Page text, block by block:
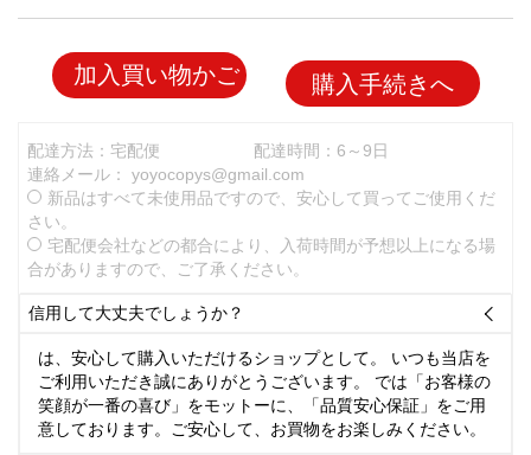
加入買い物かご 購入手続きへ
配達方法：宅配便
配達時間：6～9日
連絡メール： yoyocopys@gmail.com
新品はすべて未使用品ですので、安心して買ってご使用くだ
さい。
宅配便会社などの都合により、入荷時間が予想以上になる場
合がありますので、ご了承ください。
信用して大丈夫でしょうか？ 
は、安心して購入いただけるショップとして。 いつも当店を
ご利用いただき誠にありがとうございます。 では「お客様の
笑顔が一番の喜び」をモットーに、「品質安心保証」をご用
意しております。ご安心して、お買物をお楽しみください。